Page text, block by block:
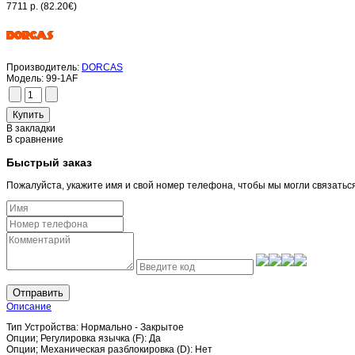
7711 р. (82.20€)
Производитель: DORCAS
Модель: 99-1AF
В закладки
В сравнение
Быстрый заказ
Пожалуйста, укажите имя и свой номер телефона, чтобы мы могли
Отправить
Описание
Тип Устройства: Нормально - Закрытое
Опции; Регулировка язычка (F): Да
Опции; Механическая разблокировка (D): Нет